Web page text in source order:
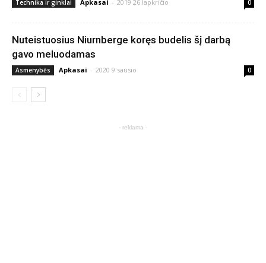
Technika ir ginklai Apkasai - 2019 26 lapkričio 0
Nuteistuosius Niurnberge koręs budelis šį darbą
gavo meluodamas
Asmenybės Apkasai - 2020 9 sausio 0
- reklama -